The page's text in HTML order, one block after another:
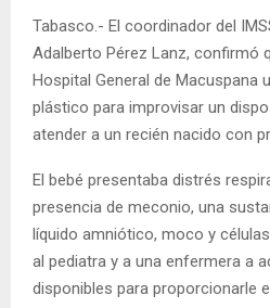
Tabasco.- El coordinador del
Adalberto Pérez Lanz, confirmó
Hospital General de Macuspana
plástico para improvisar un
atender a un recién nacido con
El bebé presentaba distrés
presencia de meconio, una
líquido amniótico, moco y
al pediatra y a una enfermera a
disponibles para proporcionarle